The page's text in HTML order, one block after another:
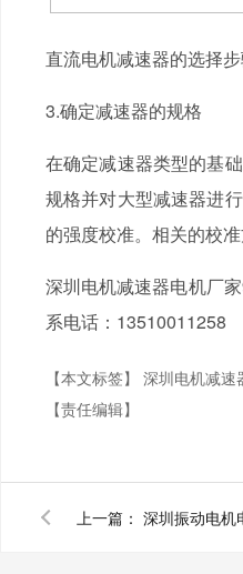
直流电机减速器的选择
3.确定减速器的规格
在确定减速器类型的基
规格并对大型减速器进
的强度校准。相关的校
深圳电机减速器电机厂
系电话：13510011258
【本文标签】 深圳电机减速
【责任编辑】
上一篇：